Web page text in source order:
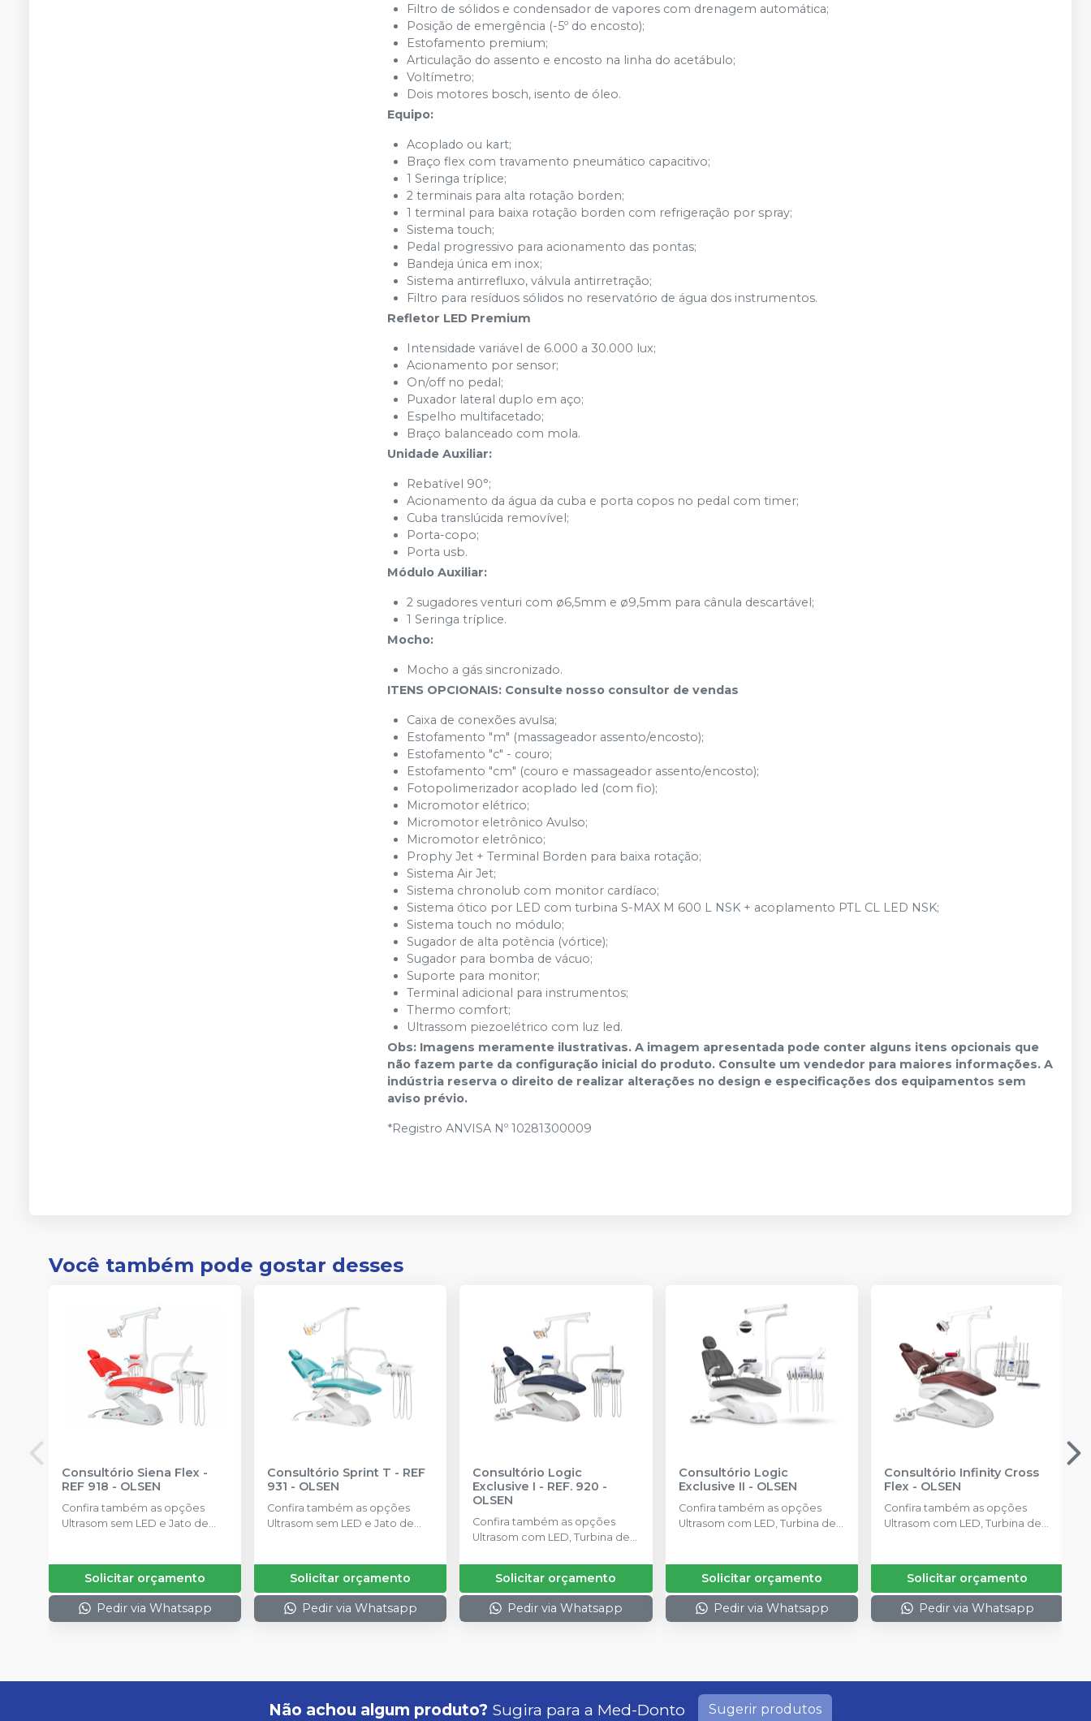
Filtro de sólidos e condensador de vapores com drenagem automática;
Posição de emergência (-5º do encosto);
Estofamento premium;
Articulação do assento e encosto na linha do acetábulo;
Voltímetro;
Dois motores bosch, isento de óleo.
Equipo:
Acoplado ou kart;
Braço flex com travamento pneumático capacitivo;
1 Seringa tríplice;
2 terminais para alta rotação borden;
1 terminal para baixa rotação borden com refrigeração por spray;
Sistema touch;
Pedal progressivo para acionamento das pontas;
Bandeja única em inox;
Sistema antirrefluxo, válvula antirretração;
Filtro para resíduos sólidos no reservatório de água dos instrumentos.
Refletor LED Premium
Intensidade variável de 6.000 a 30.000 lux;
Acionamento por sensor;
On/off no pedal;
Puxador lateral duplo em aço;
Espelho multifacetado;
Braço balanceado com mola.
Unidade Auxiliar:
Rebatível 90°;
Acionamento da água da cuba e porta copos no pedal com timer;
Cuba translúcida removível;
Porta-copo;
Porta usb.
Módulo Auxiliar:
2 sugadores venturi com ø6,5mm e ø9,5mm para cânula descartável;
1 Seringa tríplice.
Mocho:
Mocho a gás sincronizado.
ITENS OPCIONAIS: Consulte nosso consultor de vendas
Caixa de conexões avulsa;
Estofamento "m" (massageador assento/encosto);
Estofamento "c" - couro;
Estofamento "cm" (couro e massageador assento/encosto);
Fotopolimerizador acoplado led (com fio);
Micromotor elétrico;
Micromotor eletrônico Avulso;
Micromotor eletrônico;
Prophy Jet + Terminal Borden para baixa rotação;
Sistema Air Jet;
Sistema chronolub com monitor cardíaco;
Sistema ótico por LED com turbina S-MAX M 600 L NSK + acoplamento PTL CL LED NSK;
Sistema touch no módulo;
Sugador de alta potência (vórtice);
Sugador para bomba de vácuo;
Suporte para monitor;
Terminal adicional para instrumentos;
Thermo comfort;
Ultrassom piezoelétrico com luz led.
Obs: Imagens meramente ilustrativas. A imagem apresentada pode conter alguns itens opcionais que
não fazem parte da configuração inicial do produto. Consulte um vendedor para maiores informações. A
indústria reserva o direito de realizar alterações no design e especificações dos equipamentos sem
aviso prévio.
*Registro ANVISA Nº 10281300009
Você também pode gostar desses
Consultório Siena Flex -
REF 918 - OLSEN
Confira também as opções
Ultrasom sem LED e Jato de
Auxiliar e Touch
Solicitar orçamento
Pedir via Whatsapp
Consultório Sprint T - REF
931 - OLSEN
Confira também as opções
Ultrasom sem LED e Jato de
Auxiliar.Solicitar orçamento
Pedir via Whatsapp
Consultório Logic
Exclusive I - REF. 920 -
OLSEN
Confira também as opções
Ultrasom com LED, Turbina de
Massageador
Solicitar orçamento
Pedir via Whatsapp
Consultório Logic
Exclusive II - OLSEN
Confira também as opções
Ultrasom com LED, Turbina de
Solicitar orçamento
Pedir via Whatsapp
Consultório Infinity Cross
Flex - OLSEN
Confira também as opções
Ultrasom com LED, Turbina de
Solicitar orçamento
Pedir via Whatsapp
Não achou algum produto? Sugira para a Med-Donto Sugerir produtos